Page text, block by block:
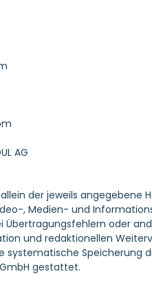
AG
der jeweils angegebene
, Medien- und
oder
und redaktionellen
systematische
gestattet.